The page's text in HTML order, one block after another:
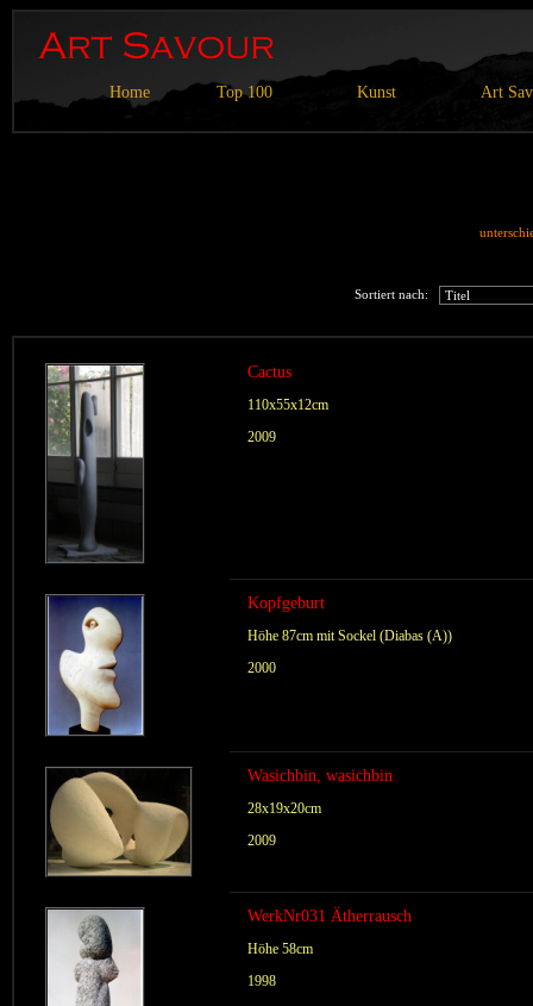
Home Top 100 Kunst Art
Sortiert nach:
Cactus
110x55x12cm
2009
Kopfgeburt
Höhe 87cm mit Sockel (Diabas (A))
2000
Wasichbin, wasichbin
28x19x20cm
2009
WerkNr031 Ätherrausch
Höhe 58cm
1998